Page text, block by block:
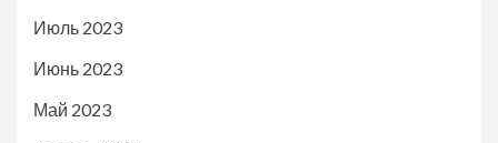
Июль 2023
Июнь 2023
Май 2023